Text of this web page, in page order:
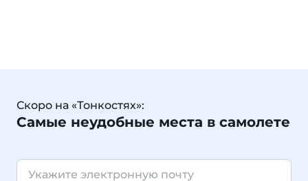
Скоро на «Тонкостях»:
Самые неудобные места в самолете